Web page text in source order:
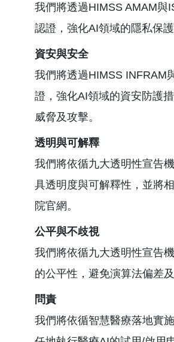
我們將透過HIMSS AMAM與
認證，強化AI領域的隱私保護
資安與安全
我們將透過HIMSS INFRAM
證，強化AI領域的資安防護
威脅及攻擊。
透明與可解釋
我們將依循九大透明性宣告
具透明度與可解釋性，並將
院官網。
公平與不歧視
我們將依循九大透明性宣告
的公平性，避免演算法偏差及
問責
我們將依循智慧醫療落地實